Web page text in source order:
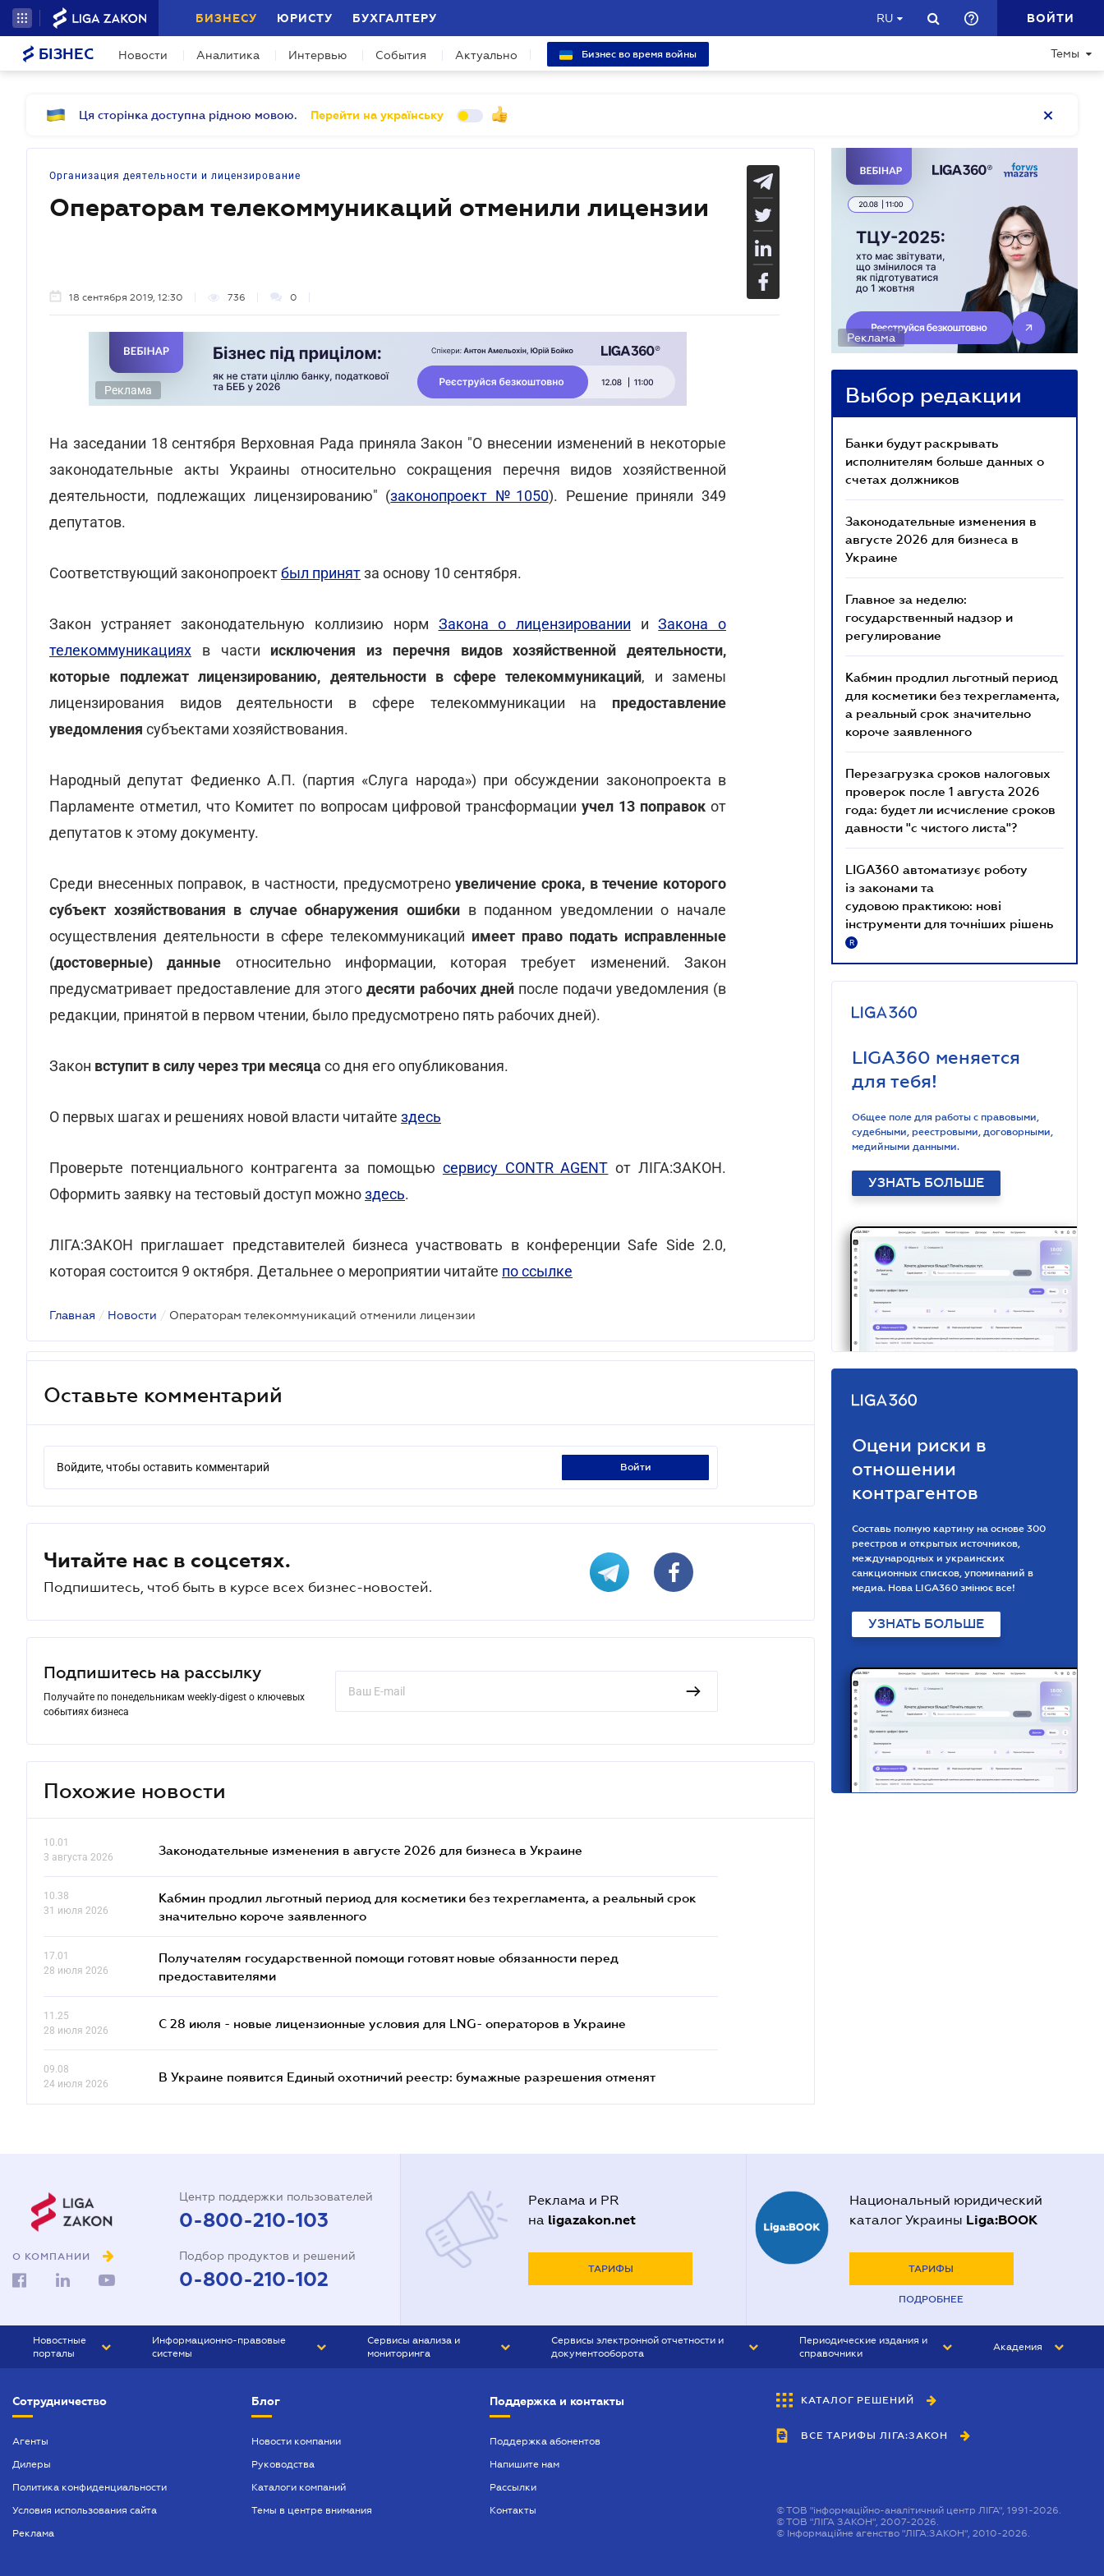
БИЗНЕСУ ЮРИСТУ БУХГАЛТЕРУ RU ВОЙТИ
БІЗНЕС Новости Аналитика Интервью События Актуально Бизнес во время войны Темы
Ця сторінка доступна рідною мовою. Перейти на українську
Организация деятельности и лицензирование
Операторам телекоммуникаций отменили лицензии
18 сентября 2019, 12:30 736 0
Реклама
На заседании 18 сентября Верховная Рада приняла Закон "О внесении изменений в некоторые
законодательные акты Украины относительно сокращения перечня видов хозяйственной
деятельности, подлежащих лицензированию" (законопроект №1050). Решение приняли 349
депутатов.
Соответствующий законопроектбыл принятза основу 10 сентября.
Закон устраняет законодательную коллизию норм Закона о лицензировании иЗакона о
телекоммуникациях в части исключения из перечня видов хозяйственной деятельности,
которые подлежат лицензированию, деятельности в сфере телекоммуникаций, и замены
лицензирования видов деятельности в сфере телекоммуникации на предоставление
уведомления субъектами хозяйствования.
Народный депутат Федиенко А.П. (партия «Слуга народа») при обсуждении законопроекта в
Парламенте отметил, что Комитет по вопросам цифровой трансформации учел 13 поправок от
депутатов к этому документу.
Среди внесенных поправок, в частности, предусмотреноувеличение срока, в течение которого
субъект хозяйствования в случае обнаружения ошибки в поданном уведомлении о начале
осуществления деятельности в сфере телекоммуникаций имеет право подать исправленные
(достоверные) данные относительно информации, которая требует изменений. Закон
предусматривает предоставление для этогодесяти рабочих дней после подачи уведомления (в
редакции, принятой в первом чтении, было предусмотрено пять рабочих дней).
Закон вступит в силу через три месяца со дня его опубликования.
О первых шагах и решениях новой власти читайте здесь
Проверьте потенциального контрагента за помощью сервису CONTR AGENT от ЛІГА:ЗАКОН.
Оформить заявку на тестовый доступ можноздесь.
ЛІГА:ЗАКОН приглашает представителей бизнеса участвовать в конференции Safe Side 2.0,
которая состоится 9 октября. Детальнее о мероприятии читайте по ссылке
Главная / Новости / Операторам телекоммуникаций отменили лицензии
Оставьте комментарий
Войдите, чтобы оставить комментарий войти
Читайте нас в соцсетях.
Подпишитесь, чтоб быть в курсе всех бизнес-новостей.
Подпишитесь на рассылку
Получайте по понедельникам weekly-digest о ключевых
событиях бизнеса
Похожие новости
10.01
3 августа 2026
Законодательные изменения в августе 2026 для бизнеса в Украине
10.38
31 июля 2026
Кабмин продлил льготный период для косметики без техрегламента, а реальный срок
значительно короче заявленного
17.01
28 июля 2026
Получателям государственной помощи готовят новые обязанности перед
предоставителями
11.25
28 июля 2026
С 28 июля - новые лицензионные условия для LNG- операторов в Украине
09.08
24 июля 2026
В Украине появится Единый охотничий реестр: бумажные разрешения отменят
Реклама
Выбор редакции
Банки будут раскрывать
исполнителям больше данных о
счетах должников
Законодательные изменения в
августе 2026 для бизнеса в
Украине
Главное за неделю:
государственный надзор и
регулирование
Кабмин продлил льготный период
для косметики без техрегламента,
а реальный срок значительно
короче заявленного
Перезагрузка сроков налоговых
проверок после 1 августа 2026
года: будет ли исчисление сроков
давности "с чистого листа"?
LIGA360 автоматизує роботу
із законами та
судовою практикою: нові
інструменти для точніших рішень
R
LIGA360 меняется
для тебя!
Общее поле для работы с правовыми,
судебными, реестровыми, договорными,
медийными данными.
УЗНАТЬ БОЛЬШЕ
Оцени риски в
отношении
контрагентов
Составь полную картину на основе 300
реестров и открытых источников,
международных и украинских
санкционных списков, упоминаний в
медиа. Нова LIGA360 змінює все!
УЗНАТЬ БОЛЬШЕ
О КОМПАНИИ
Центр поддержки пользователей
0-800-210-103
Подбор продуктов и решений
0-800-210-102
Реклама и PR
на ligazakon.net
ТАРИФЫ
Национальный юридический
каталог Украины Liga:BOOK
ТАРИФЫ
ПОДРОБНЕЕ
Новостные
порталы
БИЗНЕС
Информационно-правовые
системы
БУХГАЛТЕР ПРОФ
ЮРИСТ ПРОФ
Сервисы анализа и
мониторинга
Сервисы электронной отчетности и
документооборота
Периодические издания и
справочники
БУХГАЛТЕР&ЗАКОН
ВЕСТНИК МСФО
Академия
Сотрудничество
Агенты
Дилеры
Политика конфиденциальности
Условия использования сайта
Реклама
Блог
Новости компании
Руководства
Каталоги компаний
Темы в центре внимания
Поддержка и контакты
Поддержка абонентов
Напишите нам
Рассылки
Контакты
КАТАЛОГ РЕШЕНИЙ
ВСЕ ТАРИФЫ ЛІГА:ЗАКОН
©ТОВ "інформаційно-аналітичний центр ЛІГА", 1991-2026.
©ТОВ "ЛІГА ЗАКОН", 2007-2026.
© Інформаційне агенство "ЛІГА:ЗАКОН", 2010-2026.